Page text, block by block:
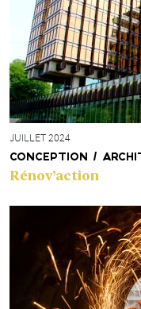
JUILLET 2024
CONCEPTION /
Rénov’action